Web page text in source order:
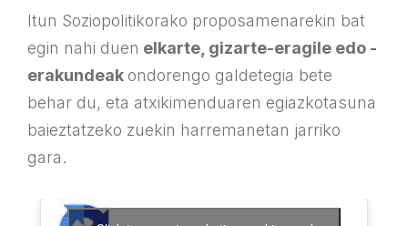
Itun Soziopolitikorako proposamenarekin bat
egin nahi duen elkarte, gizarte-eragile edo -
erakundeak ondorengo galdetegia bete
behar du, eta atxikimenduaren egiazkotasuna
baieztatzeko zuekin harremanetan jarriko
gara.